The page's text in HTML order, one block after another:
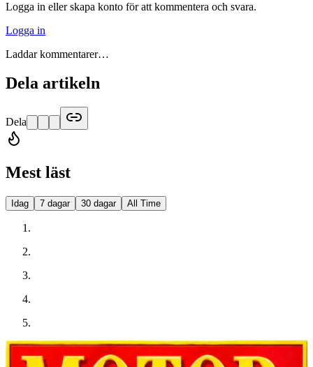
Logga in eller skapa konto för att kommentera och svara.
Logga in
Laddar kommentarer…
Dela artikeln
Dela
Mest läst
Idag 7 dagar 30 dagar All Time